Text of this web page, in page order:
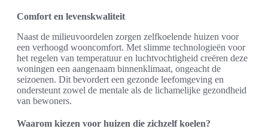
Comfort en levenskwaliteit
Naast de milieuvoordelen zorgen zelfkoelende huizen voor
een verhoogd wooncomfort. Met slimme technologieën voor
het regelen van temperatuur en luchtvochtigheid creëren deze
woningen een aangenaam binnenklimaat, ongeacht de
seizoenen. Dit bevordert een gezonde leefomgeving en
ondersteunt zowel de mentale als de lichamelijke gezondheid
van bewoners.
Waarom kiezen voor huizen die zichzelf koelen?